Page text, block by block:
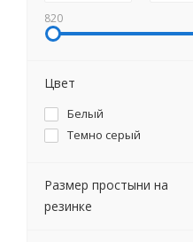
820
Цвет
Белый
Темно серый
Размер простыни на
резинке